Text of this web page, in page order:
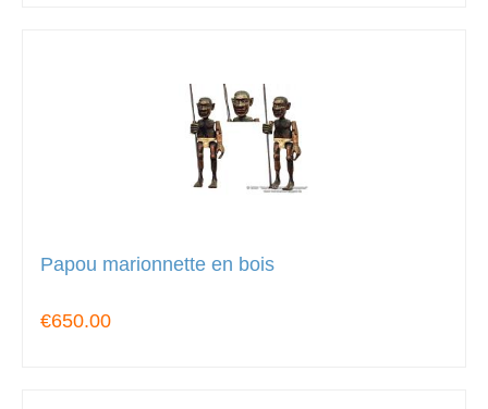
Papou marionnette en bois
€650.00